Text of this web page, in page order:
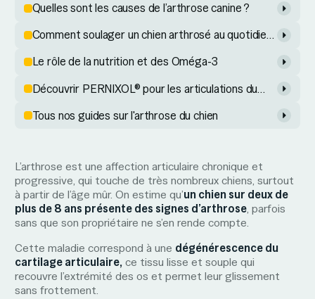
Quelles sont les causes de l’arthrose canine ?
Comment soulager un chien arthrosé au quotidien
Le rôle de la nutrition et des Oméga-3
Découvrir PERNIXOL® pour les articulations du
Tous nos guides sur l'arthrose du chien
L’arthrose est une affection articulaire chronique et
progressive, qui touche de très nombreux chiens, surtout
à partir de l’âge mûr. On estime qu’un chien sur deux de
plus de 8 ans présente des signes d’arthrose, parfois
sans que son propriétaire ne s’en rende compte.
Cette maladie correspond à une dégénérescence du
cartilage articulaire, ce tissu lisse et souple qui
recouvre l’extrémité des os et permet leur glissement
sans frottement.